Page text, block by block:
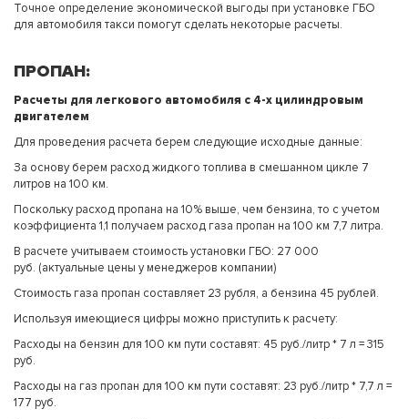
Точное определение экономической выгоды при установке ГБО
для автомобиля такси помогут сделать некоторые расчеты.
ПРОПАН:
Расчеты для легкового автомобиля с 4-х цилиндровым
двигателем
Для проведения расчета берем следующие исходные данные:
За основу берем расход жидкого топлива в смешанном цикле 7
литров на 100 км.
Поскольку расход пропана на 10% выше, чем бензина, то с учетом
коэффициента 1,1 получаем расход газа пропан на 100 км 7,7 литра.
В расчете учитываем стоимость установки ГБО: 27 000
руб. (актуальные цены у менеджеров компании)
Стоимость газа пропан составляет 23 рубля, а бензина 45 рублей.
Используя имеющиеся цифры можно приступить к расчету:
Расходы на бензин для 100 км пути составят: 45 руб./литр * 7 л = 315
руб.
Расходы на газ пропан для 100 км пути составят: 23 руб./литр * 7,7 л =
177 руб.